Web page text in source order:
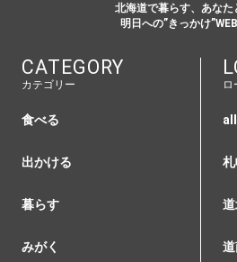
北海道で暮らす、あなた
明日への”きっかけ
CATEGORY
カテゴリー
食べる
出かける
暮らす
みがく
ロ
all